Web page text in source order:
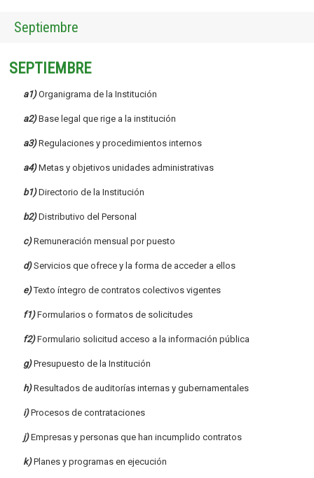
Septiembre
SEPTIEMBRE
a1) Organigrama de la Institución
a2) Base legal que rige a la institución
a3)Regulaciones y procedimientos internos
a4)Metas y objetivos unidades administrativas
b1)Directorio de la Institución
b2)Distributivo del Personal
c)Remuneración mensual por puesto
d)Servicios que ofrece y la forma de acceder a ellos
e)Texto íntegro de contratos colectivos vigentes
f1)Formularios o formatos de solicitudes
f2)Formulario solicitud acceso a la información pública
g) Presupuesto de la Institución
h)Resultados de auditorías internas y gubernamentales
i) Procesos de contrataciones
j) Empresas y personas que han incumplido contratos
k) Planes y programas en ejecución